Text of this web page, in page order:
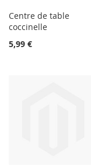
Centre de table
coccinelle
5,99 €